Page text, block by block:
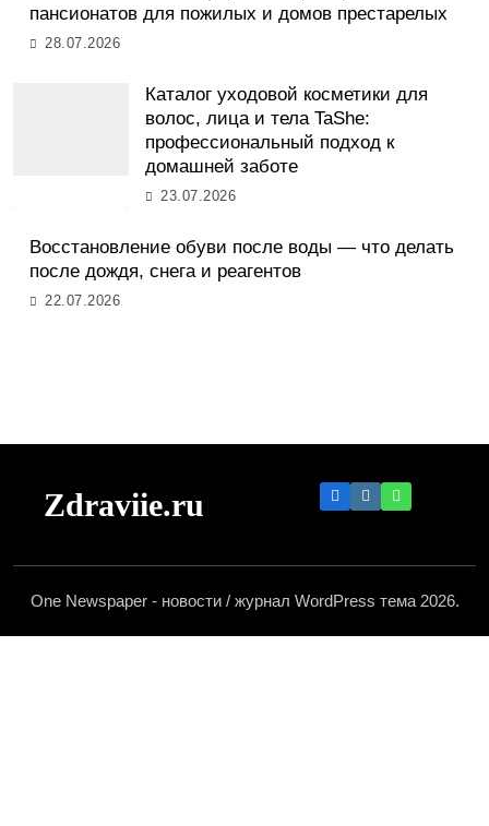
пансионатов для пожилых и домов престарелых
28.07.2026
Каталог уходовой косметики для
волос, лица и тела TaShe:
профессиональный подход к
домашней заботе
23.07.2026
Восстановление обуви после воды — что делать
после дождя, снега и реагентов
22.07.2026
Zdraviie.ru
One Newspaper - новости / журнал WordPress тема 2026.